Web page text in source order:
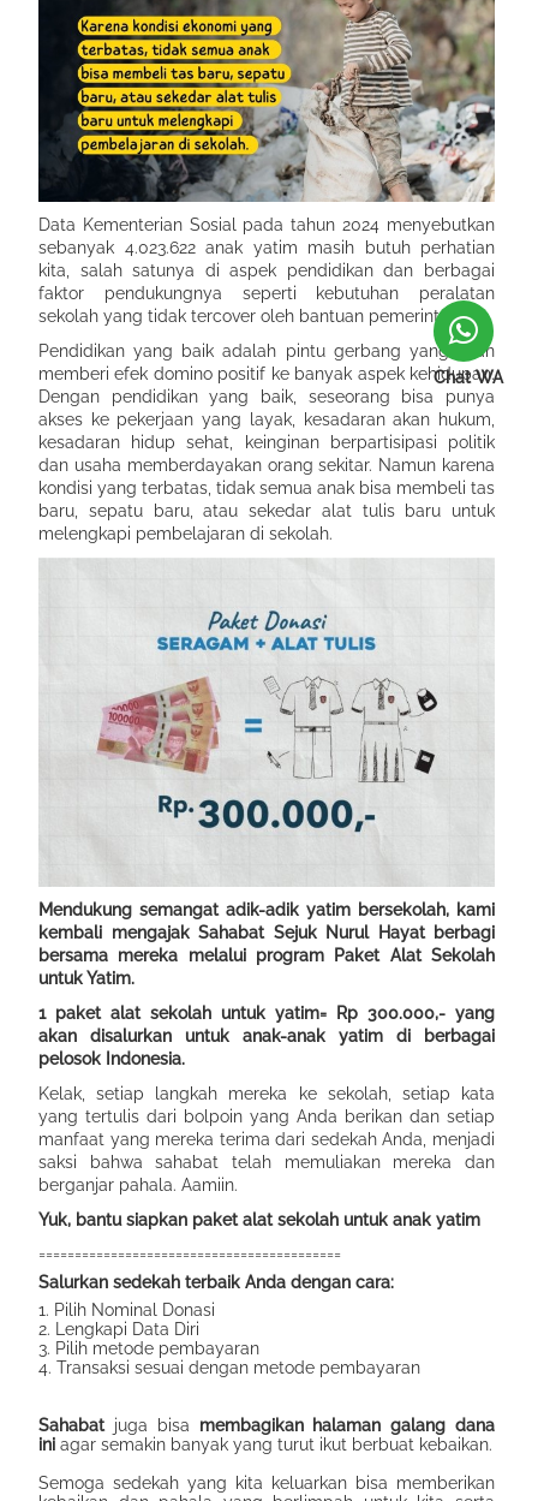
Data Kementerian Sosial pada tahun 2024 menyebutkan
sebanyak 4.023.622 anak yatim masih butuh perhatian
kita, salah satunya di aspek pendidikan dan berbagai
faktor pendukungnya seperti kebutuhan peralatan
sekolah yang tidak tercover oleh bantuan pemerintah.
Pendidikan yang baik adalah pintu gerbang yang akan
memberi efek domino positif ke banyak aspek kehidupan.
Dengan pendidikan yang baik, seseorang bisa punya
akses ke pekerjaan yang layak, kesadaran akan hukum,
kesadaran hidup sehat, keinginan berpartisipasi politik
dan usaha memberdayakan orang sekitar. Namun karena
kondisi yang terbatas, tidak semua anak bisa membeli tas
baru, sepatu baru, atau sekedar alat tulis baru untuk
melengkapi pembelajaran di sekolah.
Mendukung semangat adik-adik yatim bersekolah, kami
kembali mengajak Sahabat Sejuk Nurul Hayat berbagi
bersama mereka melalui program Paket Alat Sekolah
untuk Yatim.
1 paket alat sekolah untuk yatim= Rp 300.000,- yang
akan disalurkan untuk anak-anak yatim di berbagai
pelosok Indonesia.
Kelak, setiap langkah mereka ke sekolah, setiap kata
yang tertulis dari bolpoin yang Anda berikan dan setiap
manfaat yang mereka terima dari sedekah Anda, menjadi
saksi bahwa sahabat telah memuliakan mereka dan
berganjar pahala. Aamiin.
Yuk, bantu siapkan paket alat sekolah untuk anak yatim
==========================================
Salurkan sedekah terbaik Anda dengan cara:
1. Pilih Nominal Donasi
2. Lengkapi Data Diri
3. Pilih metode pembayaran
4. Transaksi sesuai dengan metode pembayaran
Sahabatjuga bisa membagikan halaman galang dana
ini agar semakin banyak yang turut ikut berbuat kebaikan.
Semoga sedekah yang kita keluarkan bisa memberikan
Chat WA